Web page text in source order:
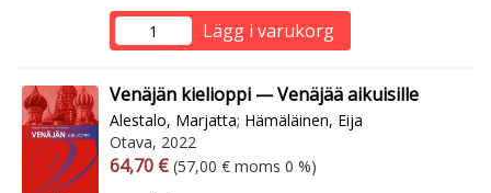
Lägg i varukorg
Venäjän kielioppi — Venäjää aikuisille
Alestalo, Marjatta; Hämäläinen, Eija
Otava, 2022
Arvonlisäverollinen hinta
64,70 € Arvonlisäveroton hinta
(57,00 € moms 0 %)